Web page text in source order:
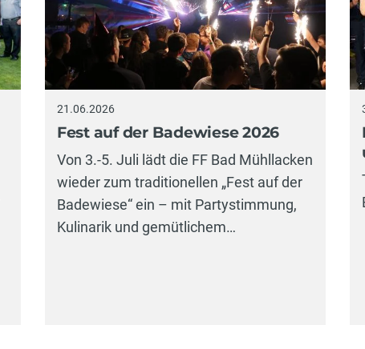
21.06.2026
Fest auf der Badewiese 2026
Von 3.-5. Juli lädt die FF Bad Mühllacken
wieder zum traditionellen „Fest auf der
Badewiese“ ein – mit Partystimmung,
Kulinarik und gemütlichem…